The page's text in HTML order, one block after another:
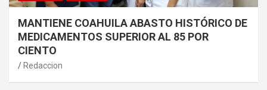
MANTIENE COAHUILA ABASTO HISTÓRICO DE
MEDICAMENTOS SUPERIOR AL 85 POR
CIENTO
Redaccion